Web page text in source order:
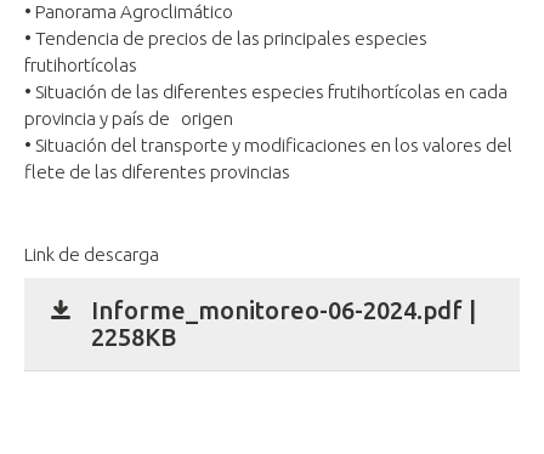
• Panorama Agroclimático
• Tendencia de precios de las principales especies
frutihortícolas
• Situación de las diferentes especies frutihortícolas en cada
provincia y país de origen
• Situación del transporte y modificaciones en los valores del
flete de las diferentes provincias
Link de descarga
Informe_monitoreo-06-2024.pdf |
2258KB